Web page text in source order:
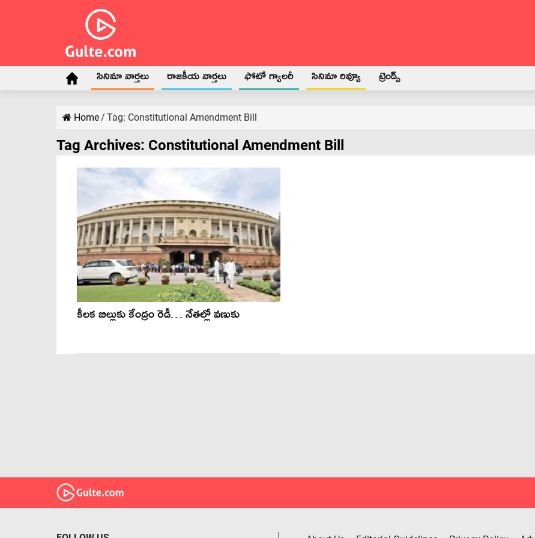
సినిమా వార్తలు రాజకీయ వార్తలు ఫోటో గ్యాలరీ సినిమా రివ్యూ ట్రెండ్స్
Home/ Tag: Constitutional Amendment Bill
Tag Archives: Constitutional Amendment Bill
కీలక బిల్లుకు కేంద్రం రెడీ… నేతల్లో వణుకు